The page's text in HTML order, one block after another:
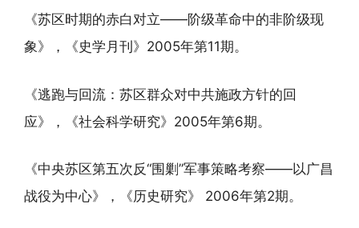
《苏区时期的赤白对立——阶级革命中的非阶级现
象》，《史学月刊》2005年第11期。
《逃跑与回流：苏区群众对中共施政方针的回
应》，《社会科学研究》2005年第6期。
《中央苏区第五次反“围剿”军事策略考察——以广昌
战役为中心》，《历史研究》 2006年第2期。